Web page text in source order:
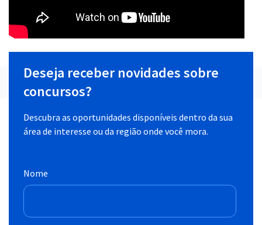
Deseja receber novidades sobre
concursos?
Descubra as oportunidades disponíveis dentro da sua
área de interesse ou da região onde você mora.
Nome